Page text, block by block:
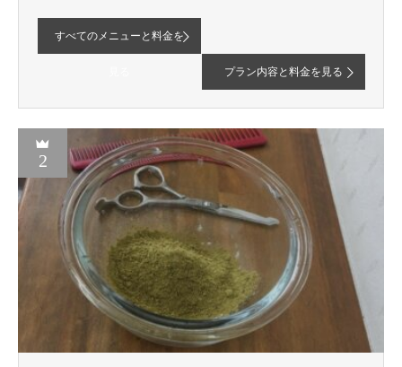
すべてのメニューと料金を
プラン内容と料金を見る
2